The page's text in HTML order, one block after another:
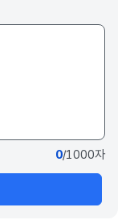
0/1000자